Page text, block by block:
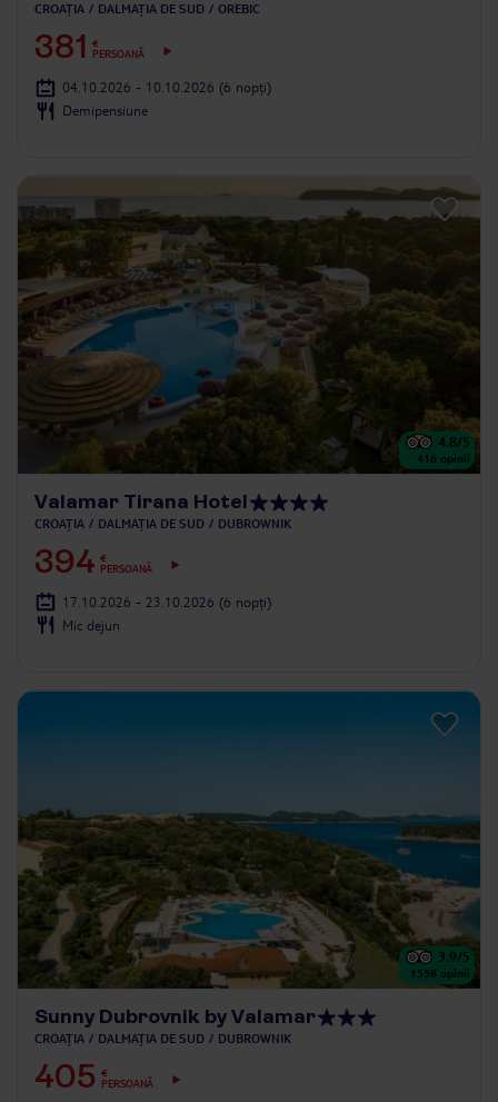
CROAȚIA DALMAȚIA DE SUD OREBIC
381
€
PERSOANĂ
04.10.2026 - 10.10.2026 (6 nopți)
Demipensiune
4.8/5
416 opinii
Valamar Tirana Hotel
CROAȚIA DALMAȚIA DE SUD DUBROWNIK
394 €
PERSOANĂ
17.10.2026 - 23.10.2026 (6 nopți)
Mic dejun
3.9/5
1558 opinii
Sunny Dubrovnik by Valamar
CROAȚIA DALMAȚIA DE SUD DUBROWNIK
405 €
PERSOANĂ